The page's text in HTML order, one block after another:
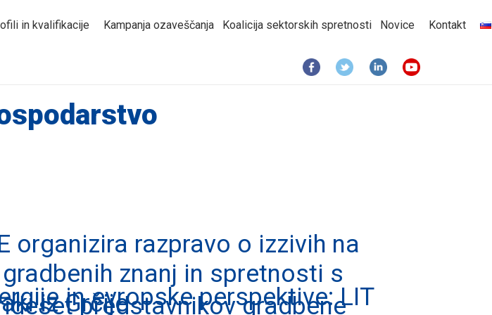
in kvalifikacije Kampanja ozaveščanja Koalicija sektorskih spretnosti Novice Kontakt
organizira razpravo o izzivih na
znanj in spretnosti s
iz Grčije
in evropske perspektive: LIT
predstavnikov gradbene